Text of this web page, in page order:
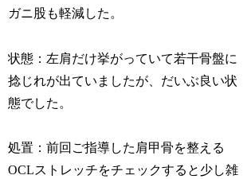
ガニ股も軽減した。
状態：左肩だけ挙がっていて若干骨盤に
捻じれが出ていましたが、だいぶ良い状
態でした。
処置：前回ご指導した肩甲骨を整える
OCLストレッチをチェックすると少し雑